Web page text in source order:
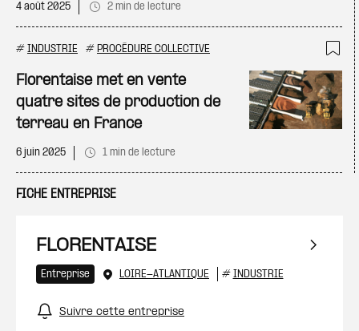
4 août 2025 2 min de lecture
# INDUSTRIE # PROCÉDURE COLLECTIVE
Florentaise met en vente
quatre sites de production de
terreau en France
6 juin 2025 1 min de lecture
FICHE ENTREPRISE
FLORENTAISE
Entreprise LOIRE-ATLANTIQUE # INDUSTRIE
Suivre cette entreprise